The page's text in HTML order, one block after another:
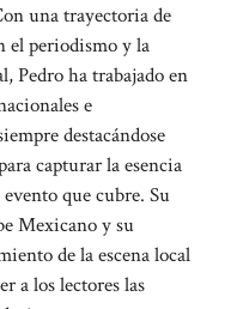
una trayectoria de
el periodismo y la
Pedro ha trabajado en
e
destacándose
capturar la esencia
que cubre. Su
Mexicano y su
de la escena local
a los lectores las